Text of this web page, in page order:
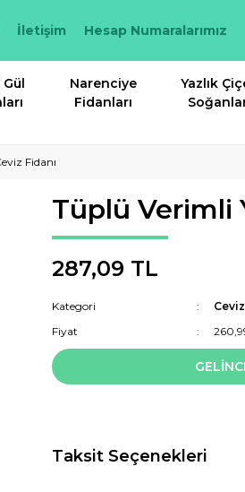
İletişim Hesap Numaralarımız
Narenciye
Fidanları
Yazlık
Fidanı
Tüplü Verimli
287,09 TL
Kategori
Fiyat
Taksit Seçenekleri